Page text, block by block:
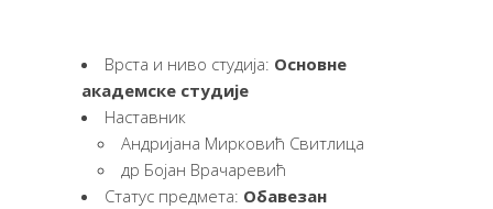
Врста и ниво студија: Основне
академске студије
Наставник
Андријана Мирковић Свитлица
др Бојан Врачаревић
Статус предмета: Обавезан